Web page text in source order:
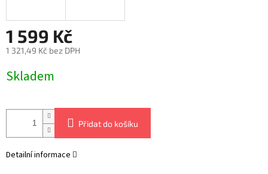
1 599 Kč
1 321,49 Kč bez DPH
cena:
Skladem
Přidat do košíku
Detailní informace